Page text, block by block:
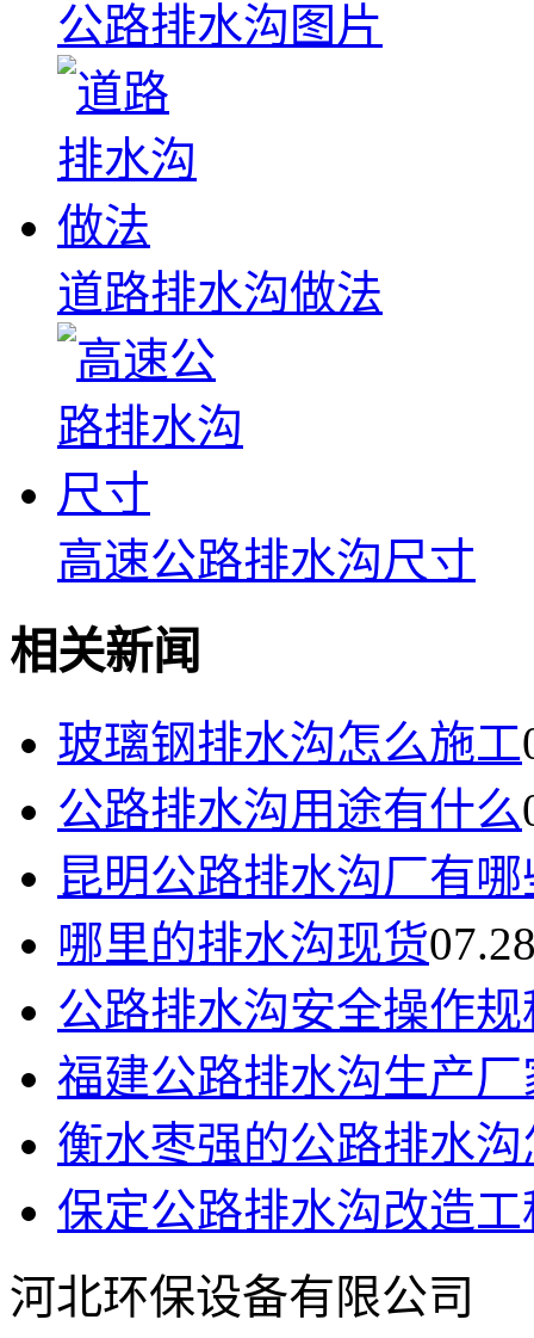
公路排水沟图片
道路排水沟做法
高速公路排水沟尺寸
相关新闻
玻璃钢排水沟怎么施工
公路排水沟用途有什么
昆明公路排水沟厂有哪
哪里的排水沟现货
公路排水沟安全操作
福建公路排水沟生产
衡水枣强的公路排水
保定公路排水沟改造工
河北环保设备有限公司